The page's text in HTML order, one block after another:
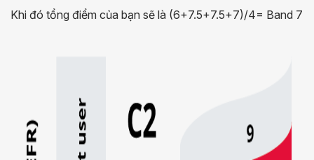
Khi đó tổng điểm của bạn sẽ là (6+7.5+7.5+7)/4= Band 7